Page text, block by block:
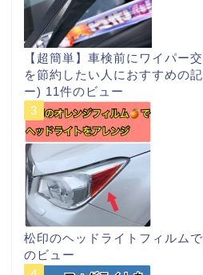
【超簡単】車検前にワイパー
を節約したい人におすすめの
ー) 11件のビュー
松印のヘッドライトフィルム
のビュー